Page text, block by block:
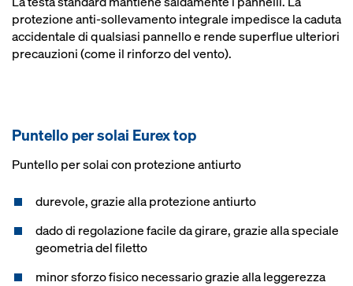
protezione anti-sollevamento integrale impedisce la caduta
accidentale di qualsiasi pannello e rende superflue ulteriori
precauzioni (come il rinforzo del vento).
Puntello per solai Eu­rex top
Puntello per solai con protezione antiurto
durevole, grazie alla protezione antiurto
dado di regolazione facile da girare, grazie alla speciale
geometria del filetto
minor sforzo fisico necessario grazie alla leggerezza